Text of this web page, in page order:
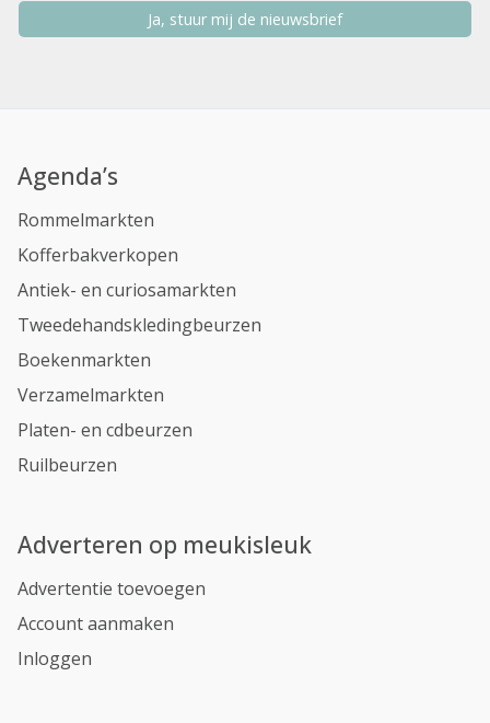
Ja, stuur mij de nieuwsbrief
Agenda’s
Rommelmarkten
Kofferbakverkopen
Antiek- en curiosamarkten
Tweedehandskledingbeurzen
Boekenmarkten
Verzamelmarkten
Platen- en cdbeurzen
Ruilbeurzen
Adverteren op meukisleuk
Advertentie toevoegen
Account aanmaken
Inloggen